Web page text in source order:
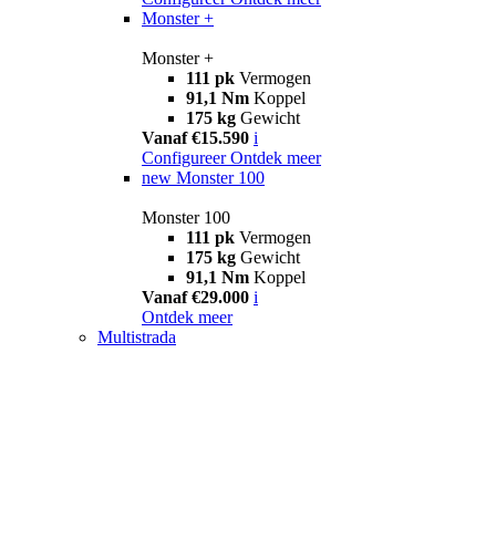
Monster +
Monster +
111 pk Vermogen
91,1 Nm Koppel
175 kg Gewicht
Vanaf €15.590 i
Configureer Ontdek meer
new Monster 100
Monster 100
111 pk Vermogen
175 kg Gewicht
91,1 Nm Koppel
Vanaf €29.000 i
Ontdek meer
Multistrada